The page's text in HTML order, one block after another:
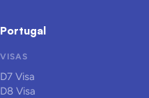
Portugal
VISAS
D7 Visa
D8 Visa